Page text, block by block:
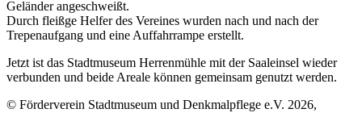
Geländer angeschweißt.
Durch fleißge Helfer des Vereines wurden nach und nach der
Trepenaufgang und eine Auffahrrampe erstellt.
Jetzt ist das Stadtmuseum Herrenmühle mit der Saaleinsel wieder
verbunden und beide Areale können gemeinsam genutzt werden.
© Förderverein Stadtmuseum und Denkmalpflege e.V. 2026,